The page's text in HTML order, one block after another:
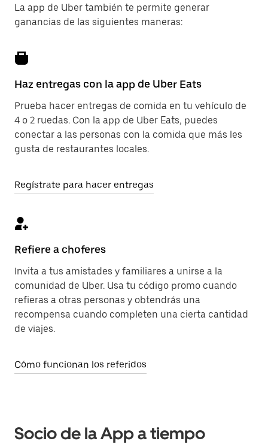
La app de Uber también te permite generar
ganancias de las siguientes maneras:
Haz entregas con la app de Uber Eats
Prueba hacer entregas de comida en tu vehículo de
4 o 2 ruedas. Con la app de Uber Eats, puedes
conectar a las personas con la comida que más les
gusta de restaurantes locales.
Regístrate para hacer entregas
Refiere a choferes
Invita a tus amistades y familiares a unirse a la
comunidad de Uber. Usa tu código promo cuando
refieras a otras personas y obtendrás una
recompensa cuando completen una cierta cantidad
de viajes.
Cómo funcionan los referidos
Socio de la App a tiempo